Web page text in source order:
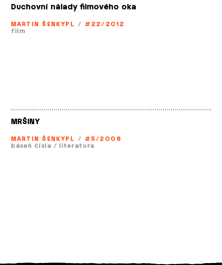
Duchovní nálady filmového oka
MARTIN ŠENKYPL / #22/2012
film
MRŠINY
MARTIN ŠENKYPL / #5/2008
báseň čísla / literatura